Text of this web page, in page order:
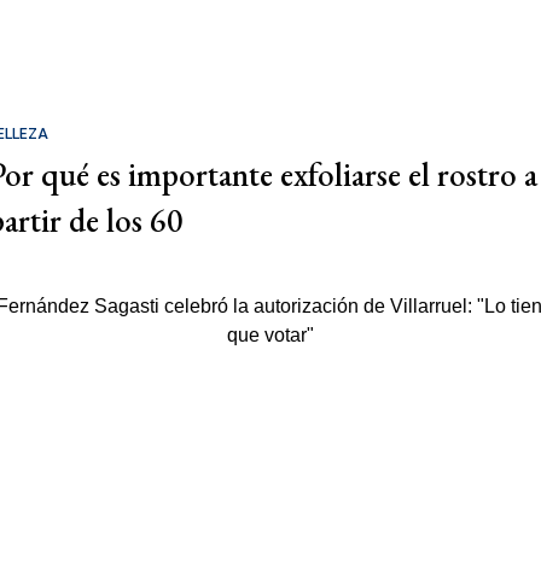
qué es importante exfoliarse el rostro a
de los 60